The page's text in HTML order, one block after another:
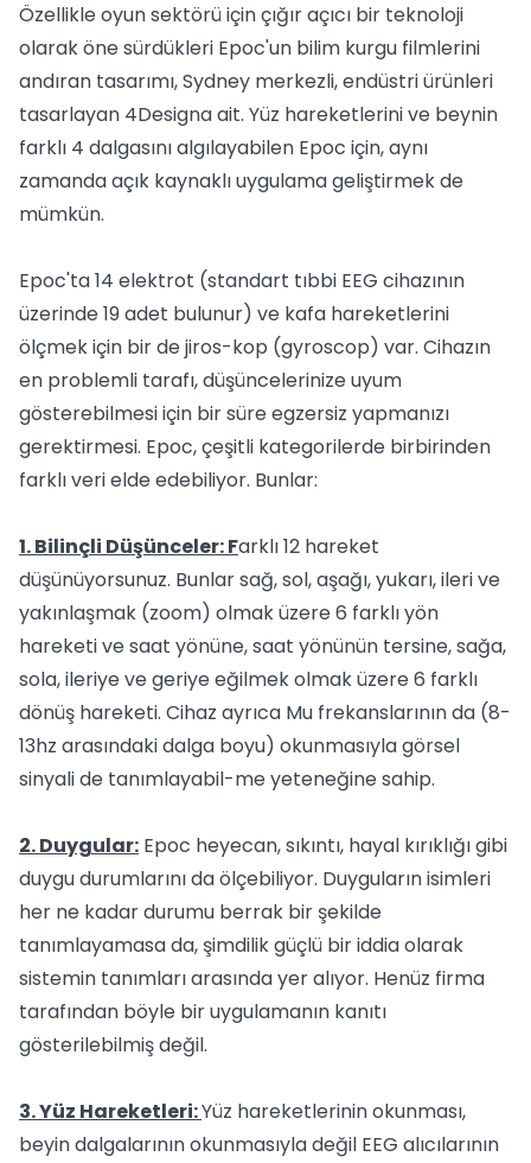
Özellikle oyun sektörü için çığır açıcı bir teknoloji
olarak öne sürdükleri Epoc'un bilim kurgu filmlerini
andıran tasarımı, Sydney merkezli, endüstri ürünleri
tasarlayan 4Designa ait. Yüz hareketlerini ve beynin
farklı 4 dalgasını algılayabilen Epoc için, aynı
zamanda açık kaynaklı uygulama geliştirmek de
mümkün.
Epoc'ta 14 elektrot (standart tıbbi EEG cihazının
üzerinde 19 adet bulunur) ve kafa hareketlerini
ölçmek için bir de jiros-kop (gyroscop) var. Cihazın
en problemli tarafı, düşüncelerinize uyum
gösterebilmesi için bir süre egzersiz yapmanızı
gerektirmesi. Epoc, çeşitli kategorilerde birbirinden
farklı veri elde edebiliyor. Bunlar:
1. Bilinçli Düşünceler: Farklı 12 hareket
düşünüyorsunuz. Bunlar sağ, sol, aşağı, yukarı, ileri ve
yakınlaşmak (zoom) olmak üzere 6 farklı yön
hareketi ve saat yönüne, saat yönünün tersine, sağa,
sola, ileriye ve geriye eğilmek olmak üzere 6 farklı
dönüş hareketi. Cihaz ayrıca Mu frekanslarının da (8-
13hz arasındaki dalga boyu) okunmasıyla görsel
sinyali de tanımlayabil-me yeteneğine sahip.
2. Duygular: Epoc heyecan, sıkıntı, hayal kırıklığı gibi
duygu durumlarını da ölçebiliyor. Duyguların isimleri
her ne kadar durumu berrak bir şekilde
tanımlayamasa da, şimdilik güçlü bir iddia olarak
sistemin tanımları arasında yer alıyor. Henüz firma
tarafından böyle bir uygulamanın kanıtı
gösterilebilmiş değil.
3. Yüz Hareketleri:Yüz hareketlerinin okunması,
beyin dalgalarının okunmasıyla değil EEG alıcılarının